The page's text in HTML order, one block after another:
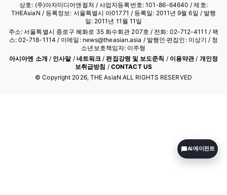
상호: (주)아자미디어앤컬처 /사업자등록번호: 101-86-64640 / 제호:
THEAsiaN / 등록정보: 서울특별시 아01771 / 등록일: 2011년 9월 6일 / 발행
일: 2011년 11월 11일
주소: 서울특별시 종로구 혜화로 35 화수회관 207호 / 전화: 02-712-4111 / 팩
스: 02-718-1114 / 이메일: news@theasian.asia / 발행인·편집인: 이상기 / 청
소년보호책임자: 이주형
아시아엔 소개 / 인사말/ 네트워크 /편집강령 및 보도준칙 / 이용약관/ 개인정
보취급방침 / CONTACT US
© Copyright 2026, THE AsiaN ALL RIGHTS RESERVED
AI 에이전트